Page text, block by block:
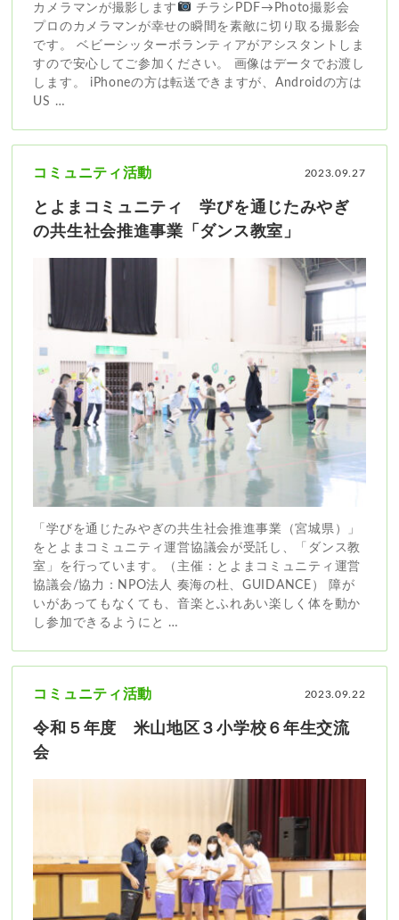
カメラマンが撮影します
チラシPDF→Photo撮影会
プロのカメラマンが幸せの瞬間を素敵に切り取る撮影会
です。 ベビーシッターボランティアがアシスタントしま
すので安心してご参加ください。 画像はデータでお渡し
します。 iPhoneの方は転送できますが、Androidの方は
US …
2023.09.27
コミュニティ活動
とよまコミュニティ 学びを通じたみやぎ
の共生社会推進事業「ダンス教室」
「学びを通じたみやぎの共生社会推進事業（宮城県）」
をとよまコミュニティ運営協議会が受託し、「ダンス教
室」を行っています。（主催：とよまコミュニティ運営
協議会/協力：NPO法人 奏海の杜、GUIDANCE） 障が
いがあってもなくても、音楽とふれあい楽しく体を動か
し参加できるようにと …
2023.09.22
コミュニティ活動
令和５年度 米山地区３小学校６年生交流
会